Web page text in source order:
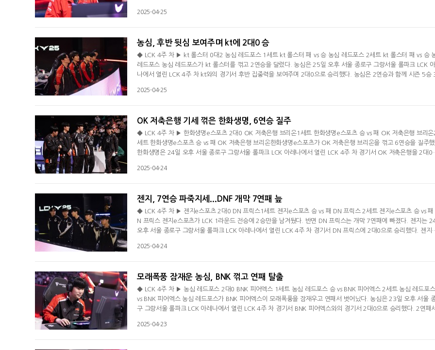
바론과 33분 바텀에서 벌어진 싸움서 '오너' 문현준의 나피리가 활약하며 대승을 거뒀다. 난전이 이어진 가운데 35분
2025-04-25
농심, 후반 뒷심 보여주며 kt에 2대0 승
◆ LCK 4주 차 ▶ kt 롤스터 0대2 농심 레드포스 1세트 kt 롤스터 패 vs 승 농심 레드포스 2세트 kt 롤스터 패 vs 승
레드포스 농심 레드포스가 kt 롤스터를 꺾고 2연승을 달렸다. 농심은 25일 오후 서울 종로구 그랑서울 롤파크 LCK 아
나에서 열린 LCK 4주 차 kt와의 경기서 후반 집중력을 보여주며 2대0으로 승리했다. 농심은 2연승과 함께 시즌 5승
2킬을 기록한 kt는 마법공학 드래곤 전투서 '피터' 정윤수의 니코 궁극기가 절묘하게 들어가 상대를 묶었고 '비디디' 곽
2025-04-25
OK 저축은행 기세 꺾은 한화생명, 6연승 질주
◆ LCK 4주 차 ▶ 한화생명e스포츠 2대0 OK 저축은행 브리온1세트 한화생명e스포츠 승 vs 패 OK 저축은행 브리온
세트 한화생명e스포츠 승 vs 패 OK 저축은행 브리온한화생명e스포츠가 OK 저축은행 브리온을 꺾고 6연승을 질주했
한화생명은 24일 오후 서울 종로구 그랑서울 롤파크 LCK 아레나에서 열린 LCK 4주 차 경기서 OK 저축은행을 2대0
모습을 보여준 한화생명이 1세트를 가져왔다. 경기 초반 '제우스' 최우제의 제이스와 바텀 라인이 전투서 잡히면서 불
2025-04-24
젠지, 7연승 파죽지세...DNF 개막 7연패 늪
◆ LCK 4주 차 ▶ 젠지e스포츠 2대0 DN 프릭스1세트 젠지e스포츠 승 vs 패 DN 프릭스 2세트 젠지e스포츠 승 vs 패
N 프릭스 젠지e스포츠가 LCK 1라운드 전승에 2승만을 남겨뒀다. 반면 DN 프릭스는 개막 7연패에 빠졌다. 젠지는
오후 서울 종로구 그랑서울 롤파크 LCK 아레나에서 열린 LCK 4주 차 경기서 DN 프릭스에 2대0으로 승리했다. 젠지
냈다. 경기 초반 탑에서 '기인' 김기인의 그웬이 솔로 킬로 잡혔고, 바텀 2대2에서도 2명이 죽었다. 하지만 젠지는 미드
2025-04-24
모래폭풍 잠재운 농심, BNK 꺾고 연패 탈출
◆ LCK 4주 차 ▶ 농심 레드포스 2대0 BNK 피어엑스 1세트 농심 레드포스 승 vs BNK 피어엑스 2세트 농심 레드포
vs BNK 피어엑스 농심 레드포스가 BNK 피어엑스이 모래폭풍을 잠재우고 연패서 벗어났다. 농심은 23일 오후 서울
구 그랑서울 롤파크 LCK 아레나에서 열린 LCK 4주 차 경기서 BNK 피어엑스와의 경기서 2대0으로 승리했다. 2연패
이 신짜오가 미드와 바텀 갱킹을 시도해 3킬을 기록한 농심은 13분 바텀 정글 전투서도 대승을 거뒀다. 20분 바텀 아
2025-04-23